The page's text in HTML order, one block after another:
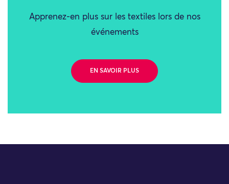
Apprenez-en plus sur les textiles lors de nos
événements
EN SAVOIR PLUS